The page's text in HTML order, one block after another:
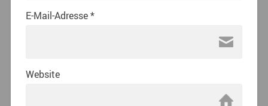
E-Mail-Adresse*
Website